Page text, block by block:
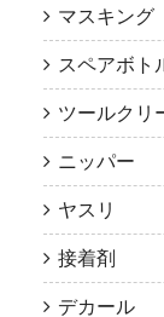
マスキング
スペアボト
ツールクリ
ニッパー
ヤスリ
接着剤
デカール